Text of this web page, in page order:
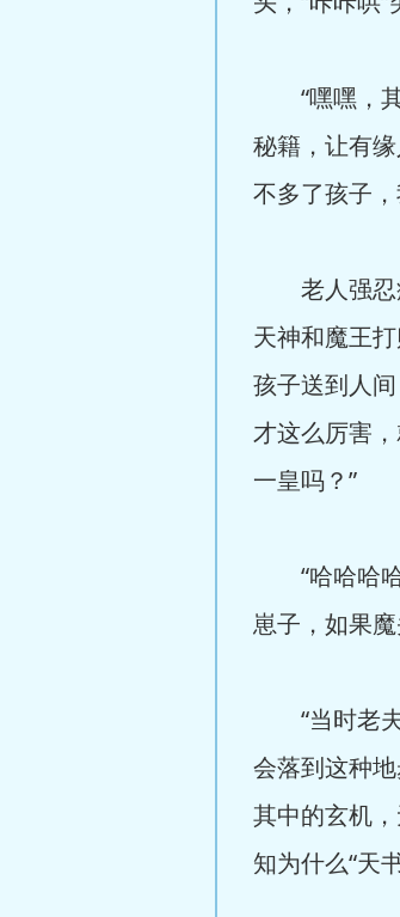
“嘿嘿，其
秘籍，让有
不多了孩子
老人强忍痛
天神和魔王
孩子送到人
才这么厉害
一皇吗？”
“哈哈哈哈
崽子，如果
“当时老夫
会落到这种
其中的玄机
知为什么“天